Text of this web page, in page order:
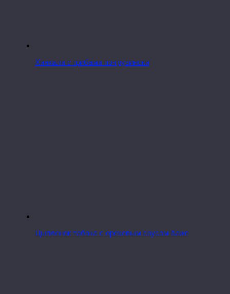
Хинкали с грибами по-грузински
Цыпленок табака с ореховым соусом баже